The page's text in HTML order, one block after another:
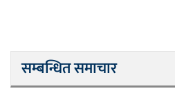
सम्बन्धित समाचार